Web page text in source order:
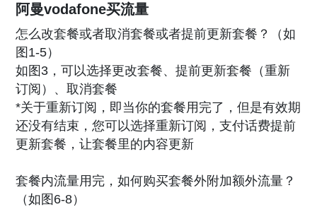
阿曼vodafone买流量
怎么改套餐或者取消套餐或者提前更新套餐？（如
图1-5）
如图3，可以选择更改套餐、提前更新套餐（重新
订阅）、取消套餐
*关于重新订阅，即当你的套餐用完了，但是有效期
还没有结束，您可以选择重新订阅，支付话费提前
更新套餐，让套餐里的内容更新
套餐内流量用完，如何购买套餐外附加额外流量？
（如图6-8）